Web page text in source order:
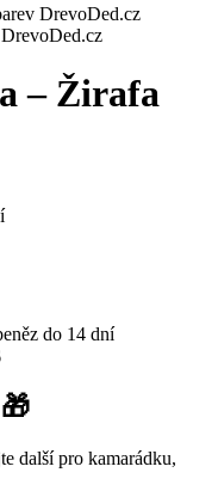
– Žirafa
do 14 dní
další pro kamarádku,